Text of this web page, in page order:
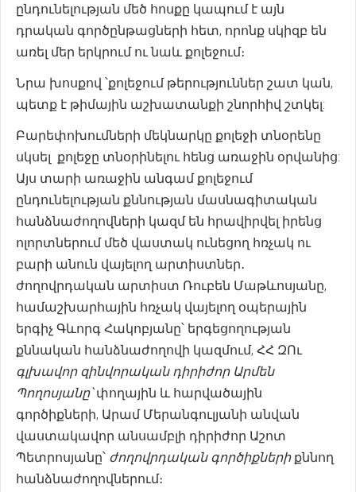
ընդունելության մեծ հոսքը կապում է այն
դրական գործընթացների հետ, որոնք սկիզբ են
առել մեր երկրում ու նաև քոլեջում։
Նրա խոսքով ՝քոլեջում թերություններ շատ կան,
պետք է թիմային աշխատանքի շնորհիվ շտկել:
Բարեփոխումների մեկնարկը քոլեջի տնօրենը
սկսել քոլեջը տնօրինելու հենց առաջին օրվանից:
Այս տարի առաջին անգամ քոլեջում
ընդունելության քննության մասնագիտական
հանձնաժողովների կազմ են հրավիրվել իրենց
ոլորտներում մեծ վաստակ ունեցող հռչակ ու
բարի անուն վայելող արտիստներ․
ժողովրդական արտիստ Ռուբեն Մաթևոսյանը,
համաշխարհային հռչակ վայելող օպերային
երգիչ Գևորգ Հակոբյանը՝ երգեցողության
քննական հանձնաժողովի կազմում, ՀՀ ԶՈւ
գլխավոր զինվորական դիրիժոր Արմեն
Պողոսյանը՝փողային և հարվածային
գործիքների, Արամ Մերանգուլյանի անվան
վաստակավոր անսամբլի դիրիժոր Աշոտ
Պետրոսյանը՝ ժողովրդական գործիքների քննող
հանձնաժողովներում։